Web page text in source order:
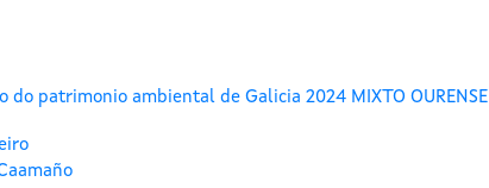
patrimonio ambiental de Galicia 2024 MIXTO OURENSE